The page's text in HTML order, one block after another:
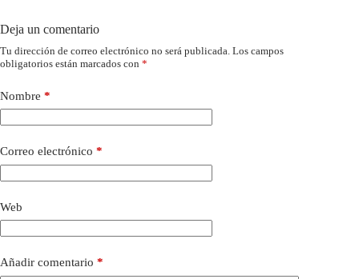
Deja un comentario
Tu dirección de correo electrónico no será publicada. Los campos
obligatorios están marcados con *
Nombre *
Correo electrónico *
Web
Añadir comentario *